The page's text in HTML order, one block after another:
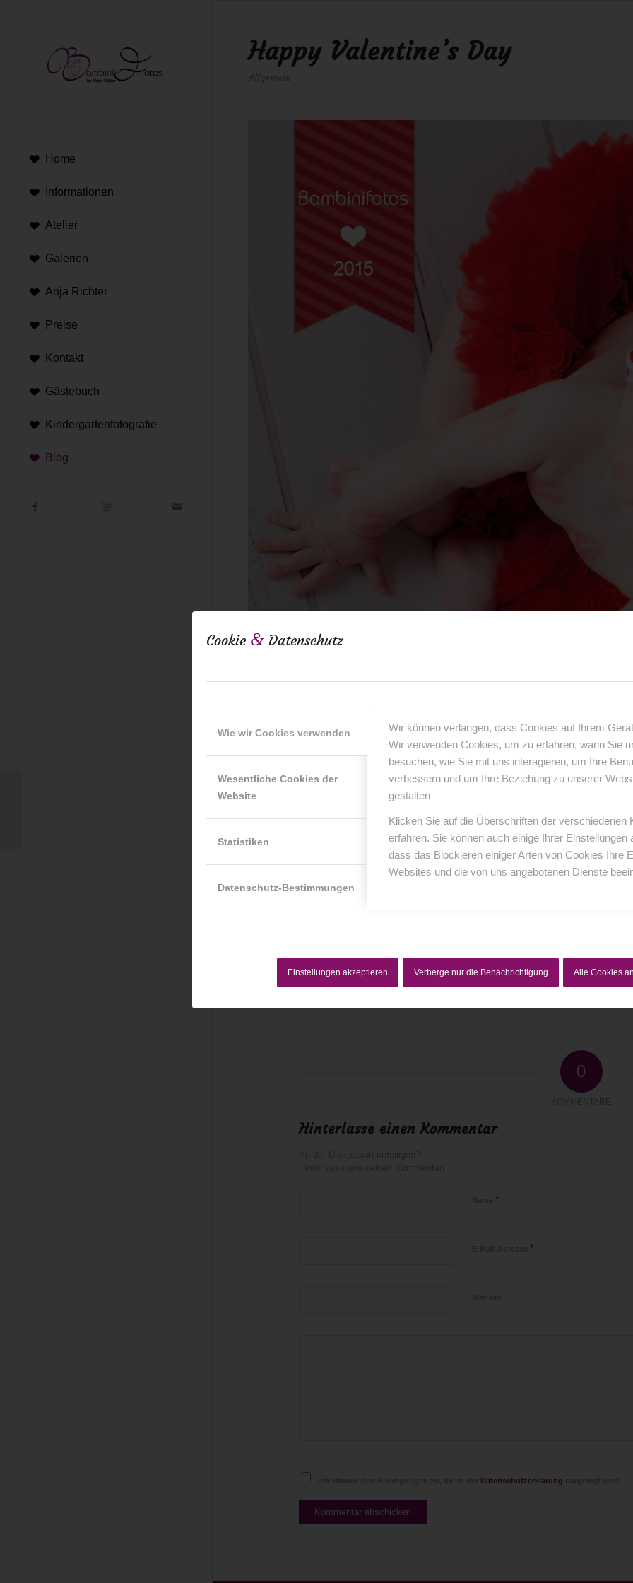
Cookie & Datenschutz
Wie wir Cookies verwenden
Wesentliche Cookies der
Website
Statistiken
Datenschutz-Bestimmungen
Wir können verlangen, dass Cookies auf Ihrem
Wir verwenden Cookies, um zu erfahren, wann Sie
besuchen, wie Sie mit uns interagieren, um Ihre
verbessern und um Ihre Beziehung zu unserer
gestalten
Klicken Sie auf die Überschriften der verschiedenen
erfahren. Sie können auch einige Ihrer Einstellungen
dass das Blockieren einiger Arten von Cookies Ihre
Websites und die von uns angebotenen Dienste
Einstellungen akzeptieren Verberge nur die Benachrichtigung Alle Cookies
Home
Informationen
Atelier
Galerien
Anja Richter
Preise
Kontakt
Gästebuch
Kindergartenfotografie
Blog
Happy Valentine’s Day
♥ wünsche ich Euch meine Lieben ♥
14. Februar 2015 / 0 Kommentare vonanja
0
Hinterlasse einen Kommentar
*
*
Datenschutzerklärung